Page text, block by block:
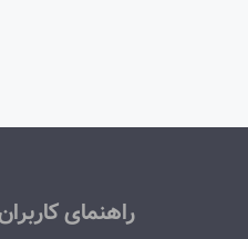
راهنمای